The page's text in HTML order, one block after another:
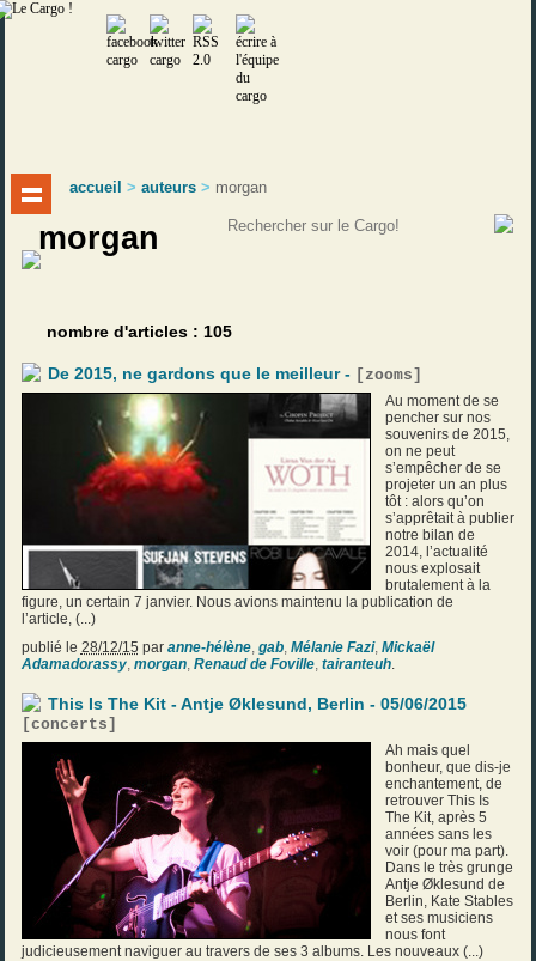
accueil >auteurs> morgan
morgan
nombre d'articles : 105
De 2015, ne gardons que le meilleur - [ zooms ]
Au moment de se
pencher sur nos
souvenirs de 2015,
on ne peut
s’empêcher de se
projeter un an plus
tôt : alors qu’on
s’apprêtait à publier
notre bilan de
2014, l’actualité
nous explosait
brutalement à la
figure, un certain 7 janvier. Nous avions maintenu la publication de
l’article, (...)
publié le 28/12/15 par anne-hélène, gab, Mélanie Fazi, Mickaël
Adamadorassy, morgan, Renaud de Foville, tairanteuh.
This Is The Kit - Antje Øklesund, Berlin - 05/06/2015
[concerts ]
Ah mais quel
bonheur, que dis-je
enchantement, de
retrouver This Is
The Kit, après 5
années sans les
voir (pour ma part).
Dans le très grunge
Antje Øklesund de
Berlin, Kate Stables
et ses musiciens
nous font
judicieusement naviguer au travers de ses 3 albums. Les nouveaux (...)